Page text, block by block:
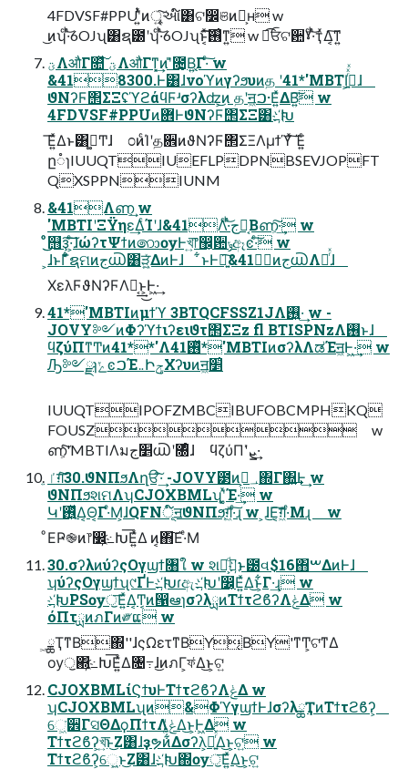
4FDVSF#PPUʹ͍ͭͯͷৄ͍͠આ໌͸ଟ෼ଞͷํ͕ʜ w
͜ͷʮͨ·ͬͪ͝6OJʯ͸ຊ౰ʹʮͨ·ͬͪ͝6OJʯͱ͔ͯ͠͠࢖͑ͳ͍ w ಉ͡ਓଟ਺ˠͨ·ͬͪ͝ҭͯΔ͔͠ͳ͍
ؾΛऔΓ௚ͯ͠ ؾΛऔΓͳ͓͢ͷʹ̎೔͙Βֻ͍͔Γ·ͨ͠ w
&418300.Ͱ͸ɺνοϓͷγʔϧυͷத ʹ41*'MBTI͕ࡌ͍ͬͯͯɺ
ϑΝʔϜ΢ΣΞʢϓϩάϥϜʴσʔλʣ͕͜ͷ தʹॻ͖ࠐ·Ε͍ͯΔΒ͍͠ w
4FDVSF#PPUͷؔ܎ͰϑΝʔϜ΢ΣΞ͸҉߸Խ
͞Ε͍ͯΔͱ͸ࢥ͏͚Ͳɺ ೦ͷͨΊʹத਎ͷϑΝʔϜ΢ΣΞΛμϯϓͯ͠ Έ͍ͨ
ը૾ɿIUUQTIUEFLPDPNBSEVJOPFT
QXSPPNIUNM
&41Λണ͕͢ w
'MBTIʹΞΫηε͢ΔͨΊʹɺ&41Λͨ·ͬͪ͝ج൘͔Βണ͕͠·͢ w
ͦͦ͜͜஫ҙ͠·͕ͨ͠ɺώʔτΨϯͷ෩ѹͰখ͍͞෦඼͕਺ݸඈͼ·ͨ͠ w
͕ɺͱΓ͋͑ͣຊମͷج൘͸ੜ͖͍ͯΔͷͰɺ ͋ͱͰ৽͍͠&41ͷج൘Λషͬͯɺ
ΧελϜϑΝʔϜΛಈ͔͢͜ͱ͕Ͱ͖·͢
41*'MBTIͷμϯϓ 3BTQCFSSZ1JΛ࢖͍·͢ w -
JOVY༻ͷΦʔϓϯιʔειϑτ΢ΣΞz fl BTISPNzΛ࢖͏ͱɺ
ϥζύΠͳͲͷ41**'Λ࢖ͬͯ41*'MBTIͷσʔλΛಡΈॻ͖Ͱ͖·͢ w
Ԡ༻ྫɿݺͼࠐΈ܅ԻݯΧʔυͷॻ͖׵͑
IUUQTIPOFZMBCIBUFOBCMPHKQ
FOUSZ w
ണ͕ͨ͠'MBTIΛม׵ج൘ʹ৐ͤɺ ϥζύΠʹܨ͗·͢
ٵ͍ग़ͨ͠30.ϑΝΠϧΛղੳ͠·͢ -JOVY౳ͷ؀ڥ͕΍Γ΍͍͢Ͱ͢ w
ϑΝΠϧશମΛʮCJOXBMLʯʹ͔͚ͯΈ·͢ w
Կʹ࢖͍ͬͯΔ͔Θ͔Γ·ͤΜ͕ɺQFNূ໌ॻϑΝΠϧ͕ग़͖ͯ·ͨ͠ɻ w ͕ɺ͜Ε͔͠ग़͖ͯ·ͤΜɻ w
ͦΕҎ֎ͷ෦෼͕҉߸Խ͞Ε͍ͯΔ ͷ͔΋͠Ε·ͤΜ
30.σʔλͷύʔςΟγϣϯ৘ใ w શ෦͕҉߸ͩͱ౰વ$16΋ࠔΔͷͰɺ
ʮύʔςΟγϣϯʯ୯ҐͰ҉߸Խɾඇ҉߸Խʹ෼͔Ε͍ͯΔ͜ͱ͕͋Γ·͢ɻ w
҉߸ԽPSѹॖ͞Ε͍ͯΔ͔Ͳ͏͔ͷ൑ఆɿσʔλྻͷΤϯτϩϐʔΛݟΔ w
όΠτྻͷภΓͷ༗ແ w
ۭ͖ྖҬͳΒ΍''ɺςΩετͳΒY͔ΒY'ͳͲ͕ଟ͘ͳΔ
ѹॖ΍҉߸Խ͞Ε͍ͯΔ৔߹ɺ͜ͷภΓ͕ফ͑Δ͜ͱ͕ଟ͍
CJOXBMLίϚϯυͰΤϯτϩϐʔΛݟΔ w
ʮCJOXBMLʯͷ&ΦϓγϣϯͰɺσʔλྖҬͷΤϯτϩϐʔ͕
େ͖͘੾ΓସΘΔϙΠϯτΛݟ͚ͭΔ͜ͱ͕Ͱ͖Δ w
Τϯτϩϐʔ͕খ͍͞ͱ͜Ζ͸ɺҙຯͷ͋Δσʔλ͕ೖ͍ͬͯΔ͜ͱ͕ଟ͍ w
Τϯτϩϐʔ͕େ͖͍ͱ͜Ζ͸ɺ҉߸Խ΍ѹॖ͞Ε͍ͯΔ͜ͱ͕ଟ͍